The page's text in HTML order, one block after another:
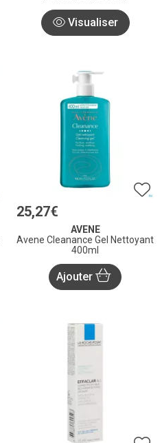
Visualiser
25,27€
AVENE
Avene Cleanance Gel Nettoyant
400ml
Ajouter